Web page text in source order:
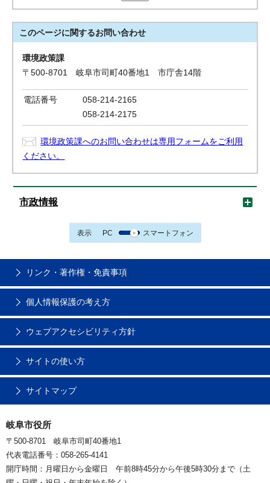
このページに関するお問い合わせ
環境政策課
〒500-8701 岐阜市司町40番地1 市庁舎14階
電話番号
058-214-2165
058-214-2175
環境政策課へのお問い合わせは専用フォームをご利用
ください。
市政情報
表示 PC スマートフォン
リンク・著作権・免責事項
個人情報保護の考え方
ウェブアクセシビリティ方針
サイトの使い方
サイトマップ
岐阜市役所
〒500-8701 岐阜市司町40番地1
代表電話番号：058-265-4141
開庁時間：月曜日から金曜日 午前8時45分から午後5時30分まで（土